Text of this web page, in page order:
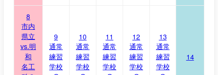
8
市内
県立
vs.明
和
名工
9
通常
練習
学校
10
通常
練習
学校
11
通常
練習
学校
12
通常
練習
学校
13
通常
練習
学校
14